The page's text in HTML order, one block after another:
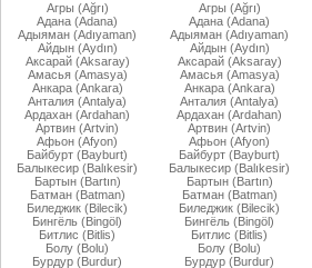
Агры (Ağrı)
Адана (Adana)
Адыяман (Adıyaman)
Айдын (Aydın)
Аксарай (Aksaray)
Амасья (Amasya)
Анкара (Ankara)
Анталия (Antalya)
Ардахан (Ardahan)
Артвин (Artvin)
Афьон (Afyon)
Байбурт (Bayburt)
Балыкесир (Balıkesir)
Бартын (Bartın)
Батман (Batman)
Биледжик (Bilecik)
Бингёль (Bingöl)
Битлис (Bitlis)
Болу (Bolu)
Бурдур (Burdur)
Агры (Ağrı)
Адана (Adana)
Адыяман (Adıyaman)
Айдын (Aydın)
Аксарай (Aksaray)
Амасья (Amasya)
Анкара (Ankara)
Анталия (Antalya)
Ардахан (Ardahan)
Артвин (Artvin)
Афьон (Afyon)
Байбурт (Bayburt)
Балыкесир (Balıkesir)
Бартын (Bartın)
Батман (Batman)
Биледжик (Bilecik)
Бингёль (Bingöl)
Битлис (Bitlis)
Болу (Bolu)
Бурдур (Burdur)